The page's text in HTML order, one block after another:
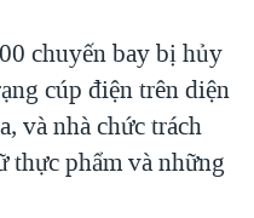
chuyến bay bị hủy
cúp điện trên diện
và nhà chức trách
thực phẩm và những